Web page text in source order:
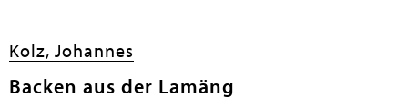
Kolz, Johannes
Backen aus der Lamäng